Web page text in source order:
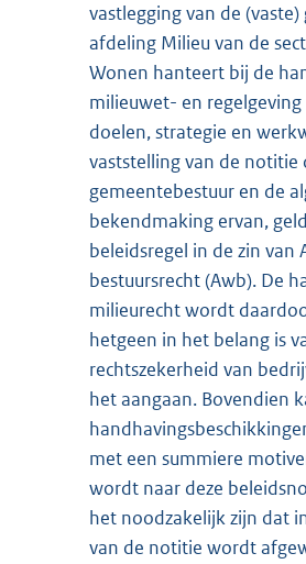
vastlegging van de
afdeling Milieu van de
Wonen hanteert bij de
milieuwet- en
doelen, strategie en
vaststelling van de notitie
gemeentebestuur en de
bekendmaking ervan,
beleidsregel in de zin van
bestuursrecht (Awb). De
milieurecht wordt
hetgeen in het belang is
rechtszekerheid van
het aangaan. Bovendien
met een summiere
wordt naar deze
het noodzakelijk zijn dat
van de notitie wordt